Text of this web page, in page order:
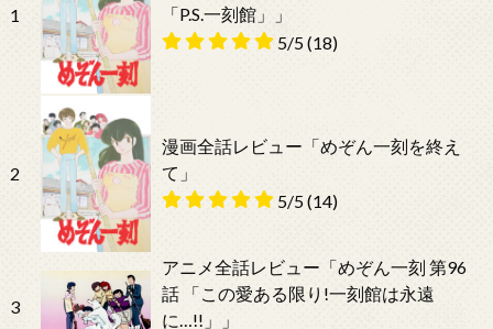
1
「P.S.一刻館」」
5/5(18)
2
漫画全話レビュー「めぞん一刻を終え
て」
5/5(14)
3
アニメ全話レビュー「めぞん一刻 第96
話 「この愛ある限り!一刻館は永遠
に…!!」」